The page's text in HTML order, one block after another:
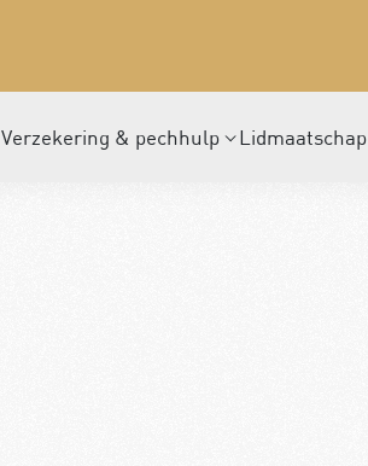
Verzekering & pechhulp Lidmaatschap